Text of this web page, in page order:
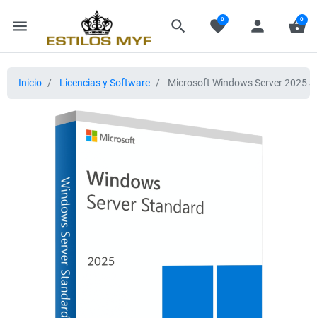
menu search favorite
0 person shopping_basket
0
Inicio Licencias y Software Microsoft Windows Server 2025